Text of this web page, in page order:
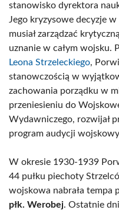
stanowisko dyrektora
Jego kryzysowe decyzje
musiał zarządzać
uznanie w całym wojsku.
Leona Strzeleckiego,
stanowczością w
zachowania porządku w
przeniesieniu do
Wydawniczego, rozwijał
program audycji
W okresie 1930-1939
44 pułku piechoty
wojskowa nabrała tempa
płk. Werobej. Ostatnie